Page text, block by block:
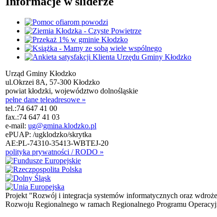
Urząd Gminy Kłodzko
ul.Okrzei 8A, 57-300 Kłodzko
powiat kłodzki, województwo dolnośląskie
pełne dane teleadresowe »
tel.:74 647 41 00
fax.:74 647 41 03
e-mail: ug@gmina.klodzko.pl
ePUAP: /ugklodzko/skrytka
AE:PL-74310-35413-WBTEJ-20
polityka prywatności / RODO »
Projekt "Rozwój i integracja systemów informatycznych oraz
Rozwoju Regionalnego w ramach Regionalnego Programu